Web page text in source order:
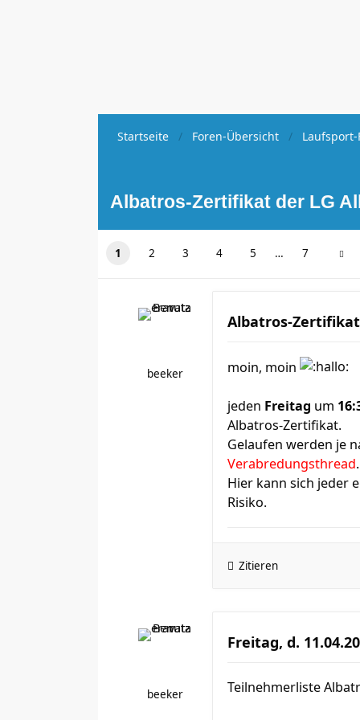
Startseite Foren-Übersicht Laufsport-
Albatros-Zertifikat der LG
1 2 3 4 5 … 7
beeker
Albatros-
moin, moin
jeden Freitag um
Albatros-Zertifikat.
Gelaufen werden je
Verabredungsthread.
Hier kann sich jeder
Risiko.
Zitieren
beeker
Freitag, d.
Teilnehmerliste